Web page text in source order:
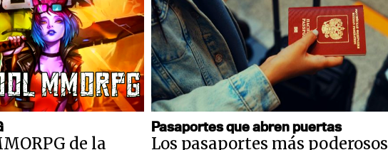
de la
Pasaportes que abren puertas
Los pasaportes más poderosos